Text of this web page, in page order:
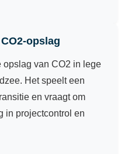
opslag
opslag van CO2 in lege
Het speelt een
en vraagt om
in projectcontrol en